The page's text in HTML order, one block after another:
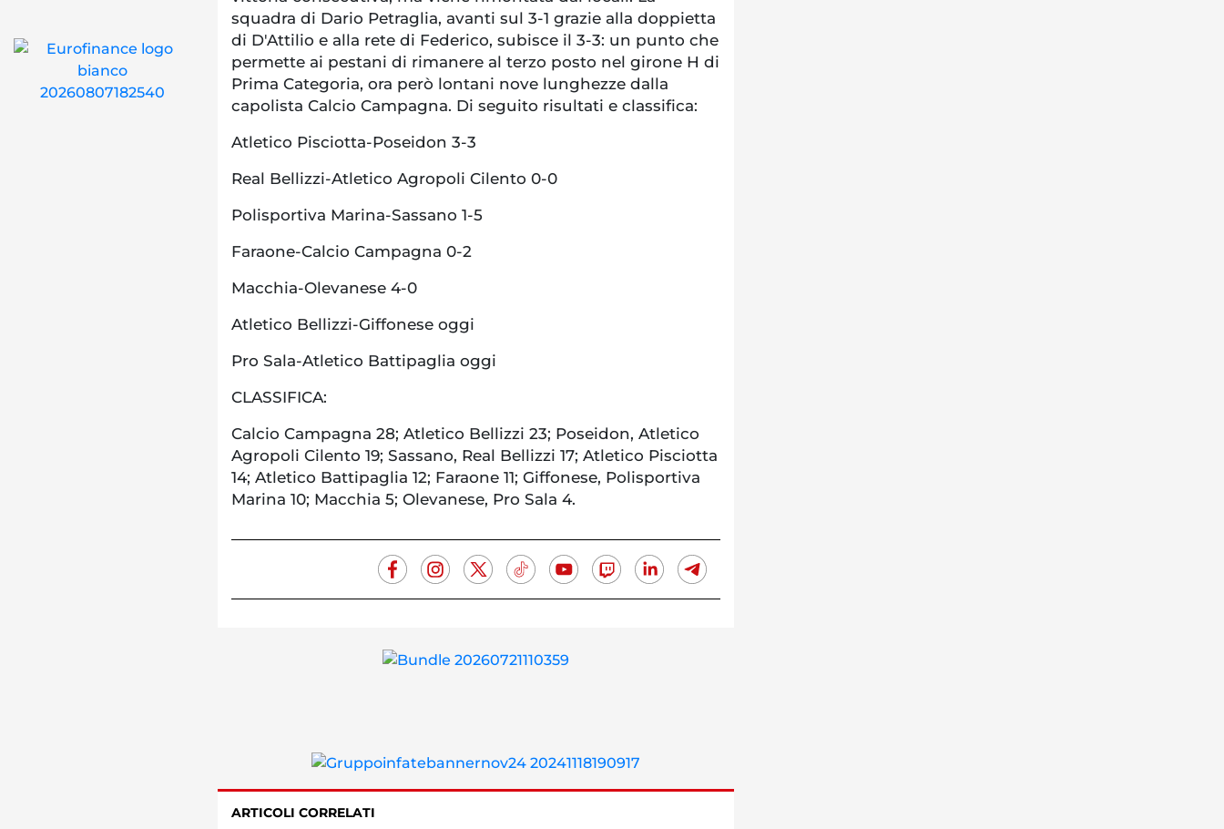
squadra di Dario Petraglia, avanti sul 3-1 grazie alla doppietta
di D'Attilio e alla rete di Federico, subisce il 3-3: un punto che
permette ai pestani di rimanere al terzo posto nel girone H di
Prima Categoria, ora però lontani nove lunghezze dalla
capolista Calcio Campagna. Di seguito risultati e classifica:
Atletico Pisciotta-Poseidon 3-3
Real Bellizzi-Atletico Agropoli Cilento 0-0
Polisportiva Marina-Sassano 1-5
Faraone-Calcio Campagna 0-2
Macchia-Olevanese 4-0
Atletico Bellizzi-Giffonese oggi
Pro Sala-Atletico Battipaglia oggi
CLASSIFICA:
Calcio Campagna 28; Atletico Bellizzi 23; Poseidon, Atletico
Agropoli Cilento 19; Sassano, Real Bellizzi 17; Atletico Pisciotta
14; Atletico Battipaglia 12; Faraone 11; Giffonese, Polisportiva
Marina 10; Macchia 5; Olevanese, Pro Sala 4.
ARTICOLI CORRELATI